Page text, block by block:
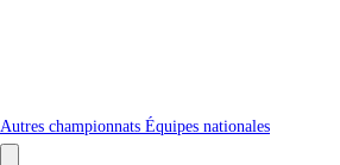
Autres championnats Équipes nationales